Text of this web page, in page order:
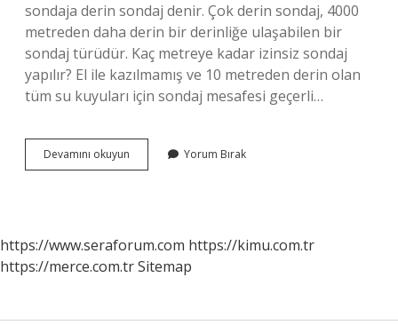
sondaja derin sondaj denir. Çok derin sondaj, 4000
metreden daha derin bir derinliğe ulaşabilen bir
sondaj türüdür. Kaç metreye kadar izinsiz sondaj
yapılır? El ile kazılmamış ve 10 metreden derin olan
tüm su kuyuları için sondaj mesafesi geçerli…
Devamını okuyun
Suyu
Çıkar
Yorum Bırak
https://www.seraforum.com https://kimu.com.tr
https://merce.com.trSitemap